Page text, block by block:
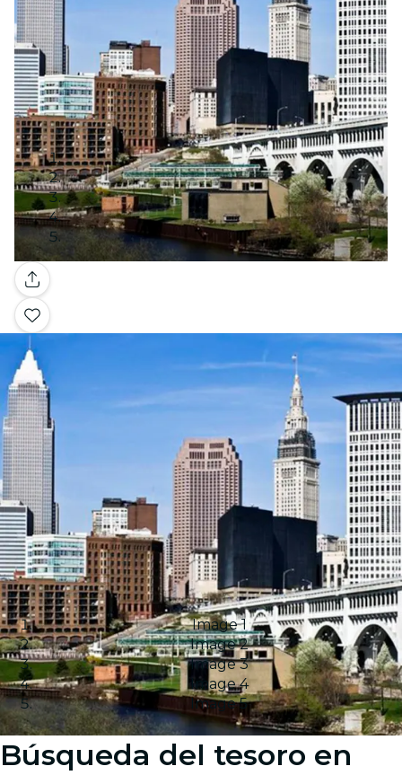
Galería
Image 1
Image 2
Image 3
Image 4
Image 5
Búsqueda del tesoro en